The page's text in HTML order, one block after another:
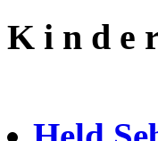
K i n d e